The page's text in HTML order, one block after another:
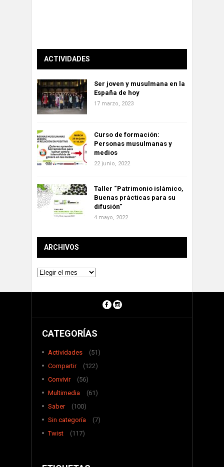
ACTIVIDADES
Ser joven y musulmana en la
España de hoy
17 marzo, 2023
Curso de formación:
Personas musulmanas y
medios
22 junio, 2022
Taller “Patrimonio islámico,
Buenas prácticas para su
difusión”
4 mayo, 2022
ARCHIVOS
Archivos
CATEGORÍAS
Actividades
(51)
Compartir
(122)
Convivir
(56)
Multimedia
(61)
Saber
(100)
Sin categoría
(7)
Twist
(117)